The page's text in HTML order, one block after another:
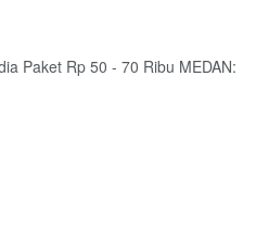
Paket Rp 50 - 70 Ribu MEDAN: